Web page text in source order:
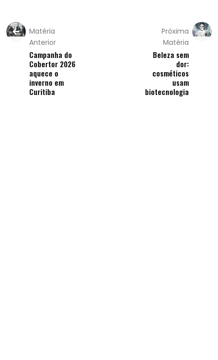
Matéria
Anterior
Campanha do
Cobertor 2026
aquece o
inverno em
Curitiba
Próxima
Matéria
Beleza sem
dor:
cosméticos
usam
biotecnologia